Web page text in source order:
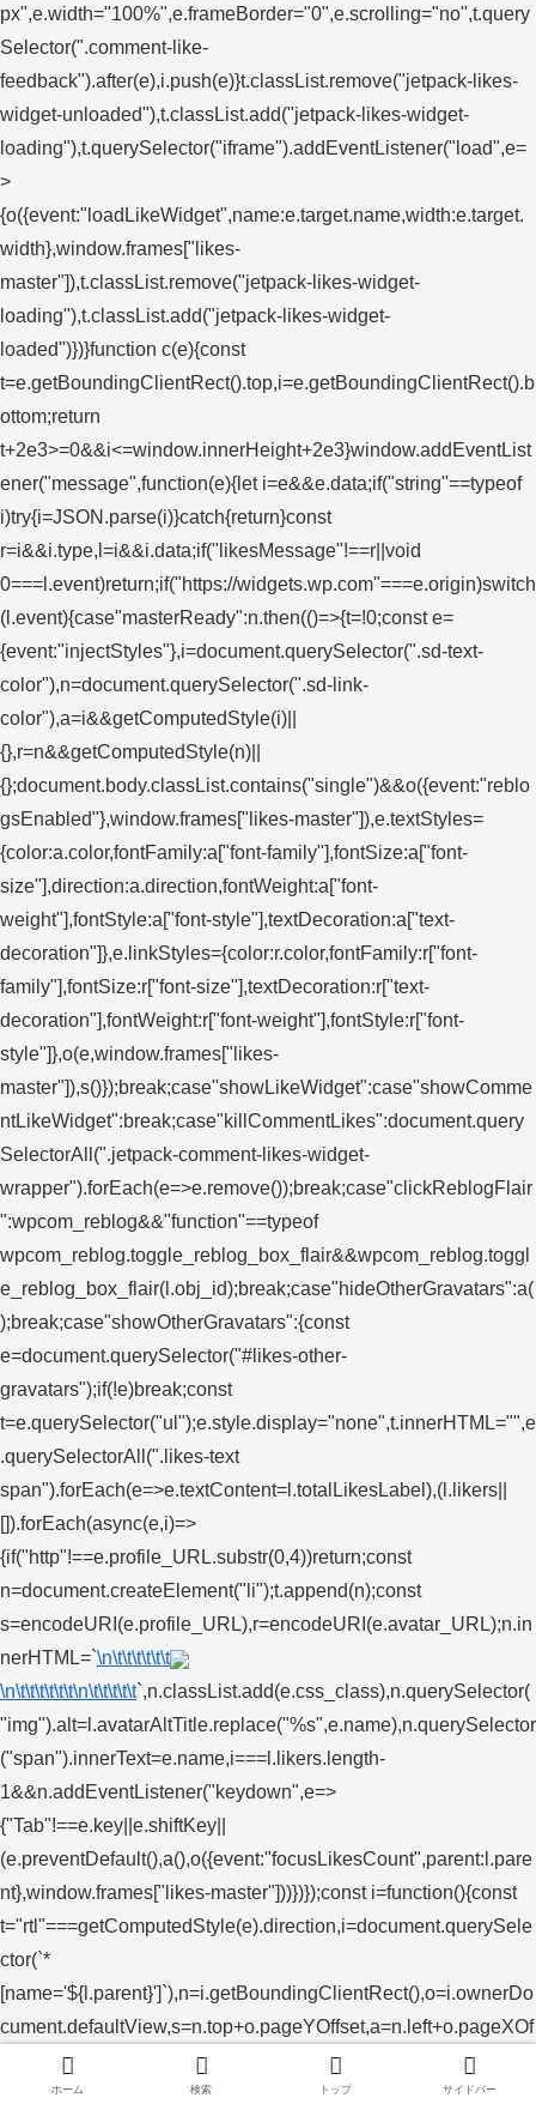
ホーム 検索 トップ サイドバー
px",e.width="100%",e.frameBorder="0",e.scrolling="no",t.query
Selector(".comment-like-
feedback").after(e),i.push(e)}t.classList.remove("jetpack-likes-
widget-unloaded"),t.classList.add("jetpack-likes-widget-
loading"),t.querySelector("iframe").addEventListener("load",e=
>
{o({event:"loadLikeWidget",name:e.target.name,width:e.target.
width},window.frames["likes-
master"]),t.classList.remove("jetpack-likes-widget-
loading"),t.classList.add("jetpack-likes-widget-
loaded")})}function c(e){const
t=e.getBoundingClientRect().top,i=e.getBoundingClientRect().b
ottom;return
t+2e3>=0&&i<=window.innerHeight+2e3}window.addEventList
ener("message",function(e){let i=e&&e.data;if("string"==typeof
i)try{i=JSON.parse(i)}catch{return}const
r=i&&i.type,l=i&&i.data;if("likesMessage"!==r||void
0===l.event)return;if("https://widgets.wp.com"===e.origin)switch
(l.event){case"masterReady":n.then(()=>{t=!0;const e=
{event:"injectStyles"},i=document.querySelector(".sd-text-
color"),n=document.querySelector(".sd-link-
color"),a=i&&getComputedStyle(i)||
{},r=n&&getComputedStyle(n)||
{};document.body.classList.contains("single")&&o({event:"reblo
gsEnabled"},window.frames["likes-master"]),e.textStyles=
{color:a.color,fontFamily:a["font-family"],fontSize:a["font-
size"],direction:a.direction,fontWeight:a["font-
weight"],fontStyle:a["font-style"],textDecoration:a["text-
decoration"]},e.linkStyles={color:r.color,fontFamily:r["font-
family"],fontSize:r["font-size"],textDecoration:r["text-
decoration"],fontWeight:r["font-weight"],fontStyle:r["font-
style"]},o(e,window.frames["likes-
master"]),s()});break;case"showLikeWidget":case"showComme
ntLikeWidget":break;case"killCommentLikes":document.query
SelectorAll(".jetpack-comment-likes-widget-
wrapper").forEach(e=>e.remove());break;case"clickReblogFlair
":wpcom_reblog&&"function"==typeof
wpcom_reblog.toggle_reblog_box_flair&&wpcom_reblog.toggl
e_reblog_box_flair(l.obj_id);break;case"hideOtherGravatars":a(
);break;case"showOtherGravatars":{const
e=document.querySelector("#likes-other-
gravatars");if(!e)break;const
t=e.querySelector("ul");e.style.display="none",t.innerHTML="",e
.querySelectorAll(".likes-text
span").forEach(e=>e.textContent=l.totalLikesLabel),(l.likers||
[]).forEach(async(e,i)=>
{if("http"!==e.profile_URL.substr(0,4))return;const
n=document.createElement("li");t.append(n);const
s=encodeURI(e.profile_URL),r=encodeURI(e.avatar_URL);n.in
nerHTML=`\n\t\t\t\t\t\t
\n\t\t\t\t\t\t\n\t\t\t\t\t`,n.classList.add(e.css_class),n.querySelector(
"img").alt=l.avatarAltTitle.replace("%s",e.name),n.querySelector
("span").innerText=e.name,i===l.likers.length-
1&&n.addEventListener("keydown",e=>
{"Tab"!==e.key||e.shiftKey||
(e.preventDefault(),a(),o({event:"focusLikesCount",parent:l.pare
nt},window.frames["likes-master"]))})});const i=function(){const
t="rtl"===getComputedStyle(e).direction,i=document.querySele
ctor(`*
[name='${l.parent}']`),n=i.getBoundingClientRect(),o=i.ownerDo
cument.defaultView,s=n.top+o.pageYOffset,a=n.left+o.pageXOf
fset;let r;if(e.style.top=s+l.position.top-1+"px",t){const
t=l&&l.likers?